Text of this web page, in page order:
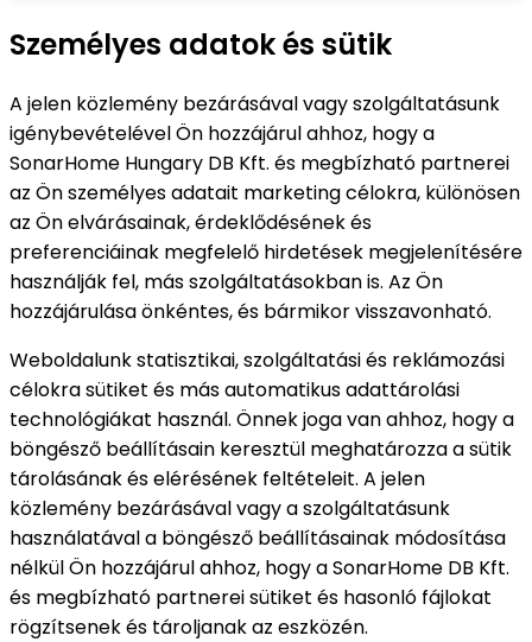
Személyes adatok és sütik
A jelen közlemény bezárásával vagy szolgáltatásunk
igénybevételével Ön hozzájárul ahhoz, hogy a
SonarHome Hungary DB Kft. és megbízható partnerei
az Ön személyes adatait marketing célokra, különösen
az Ön elvárásainak, érdeklődésének és
preferenciáinak megfelelő hirdetések megjelenítésére
használják fel, más szolgáltatásokban is. Az Ön
hozzájárulása önkéntes, és bármikor visszavonható.
Weboldalunk statisztikai, szolgáltatási és reklámozási
célokra sütiket és más automatikus adattárolási
technológiákat használ. Önnek joga van ahhoz, hogy a
böngésző beállításain keresztül meghatározza a sütik
tárolásának és elérésének feltételeit. A jelen
közlemény bezárásával vagy a szolgáltatásunk
használatával a böngésző beállításainak módosítása
nélkül Ön hozzájárul ahhoz, hogy a SonarHome DB Kft.
és megbízható partnerei sütiket és hasonló fájlokat
rögzítsenek és tároljanak az eszközén.